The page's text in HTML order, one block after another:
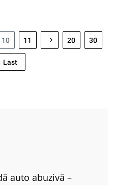
10 11 20 30
Last
auto abuzivă –